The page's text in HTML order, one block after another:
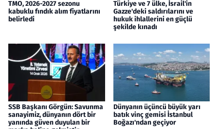
TMO, 2026-2027 sezonu
kabuklu fındık alım fiyatlarını
belirledi
Türkiye ve 7 ülke, İsrail'in
Gazze'deki saldırılarını ve
hukuk ihlallerini en güçlü
şekilde kınadı
SSB Başkanı Görgün: Savunma
sanayimiz, dünyanın dört bir
yanında güven duyulan bir
Dünyanın üçüncü büyük yarı
batık vinç gemisi İstanbul
Boğazı'ndan geçiyor